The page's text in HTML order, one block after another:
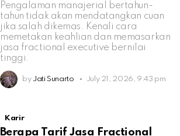
Pengalaman manajerial bertahun-
tahun tidak akan mendatangkan cuan
jika salah dikemas. Kenali cara
memetakan keahlian dan memasarkan
jasa fractional executive bernilai
tinggi.
by Jati Sunarto July 21, 2026, 9:43 pm
Karir
Berapa Tarif Jasa Fractional